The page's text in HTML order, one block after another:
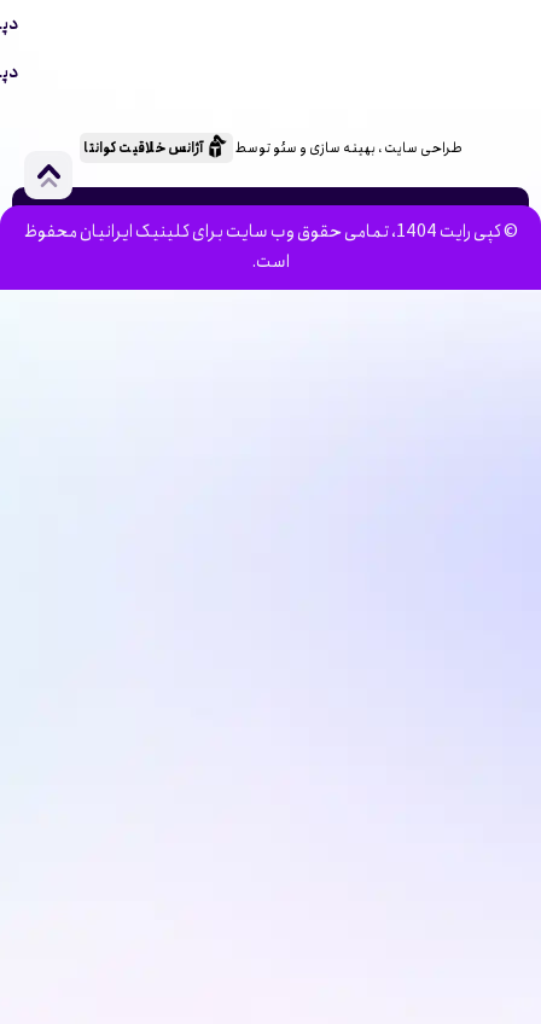
طراحی سایت ، بهینه سازی و سئو توسط آژانس خلاقیت کوانتا
© کپی رایت 1404، تمامی حقوق وب سایت برای کلینیک ایرانیان محفوظ
است.